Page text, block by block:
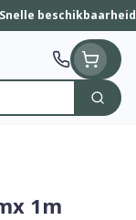
Snelle beschikbaarheid
Zoek
1m